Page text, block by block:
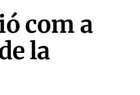
com a
la